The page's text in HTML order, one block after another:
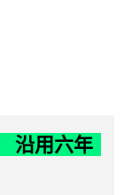
沿用六年